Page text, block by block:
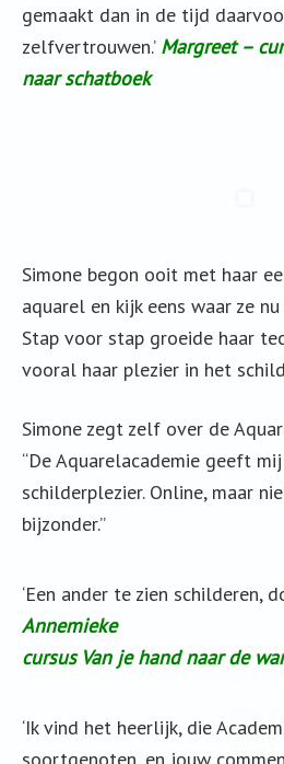
gemaakt dan in de tijd
zelfvertrouwen.’ Margreet –
naar schatboek
Simone begon ooit met haar
aquarel en kijk eens waar ze
Stap voor stap groeide haar
vooral haar plezier in het
Simone zegt zelf over de
“De Aquarelacademie geeft
schilderplezier. Online, maar
bijzonder.”
‘Een ander te zien schilderen,
Annemieke
cursus Van je hand naar de
‘Ik vind het heerlijk, die
soortgenoten, en jouw